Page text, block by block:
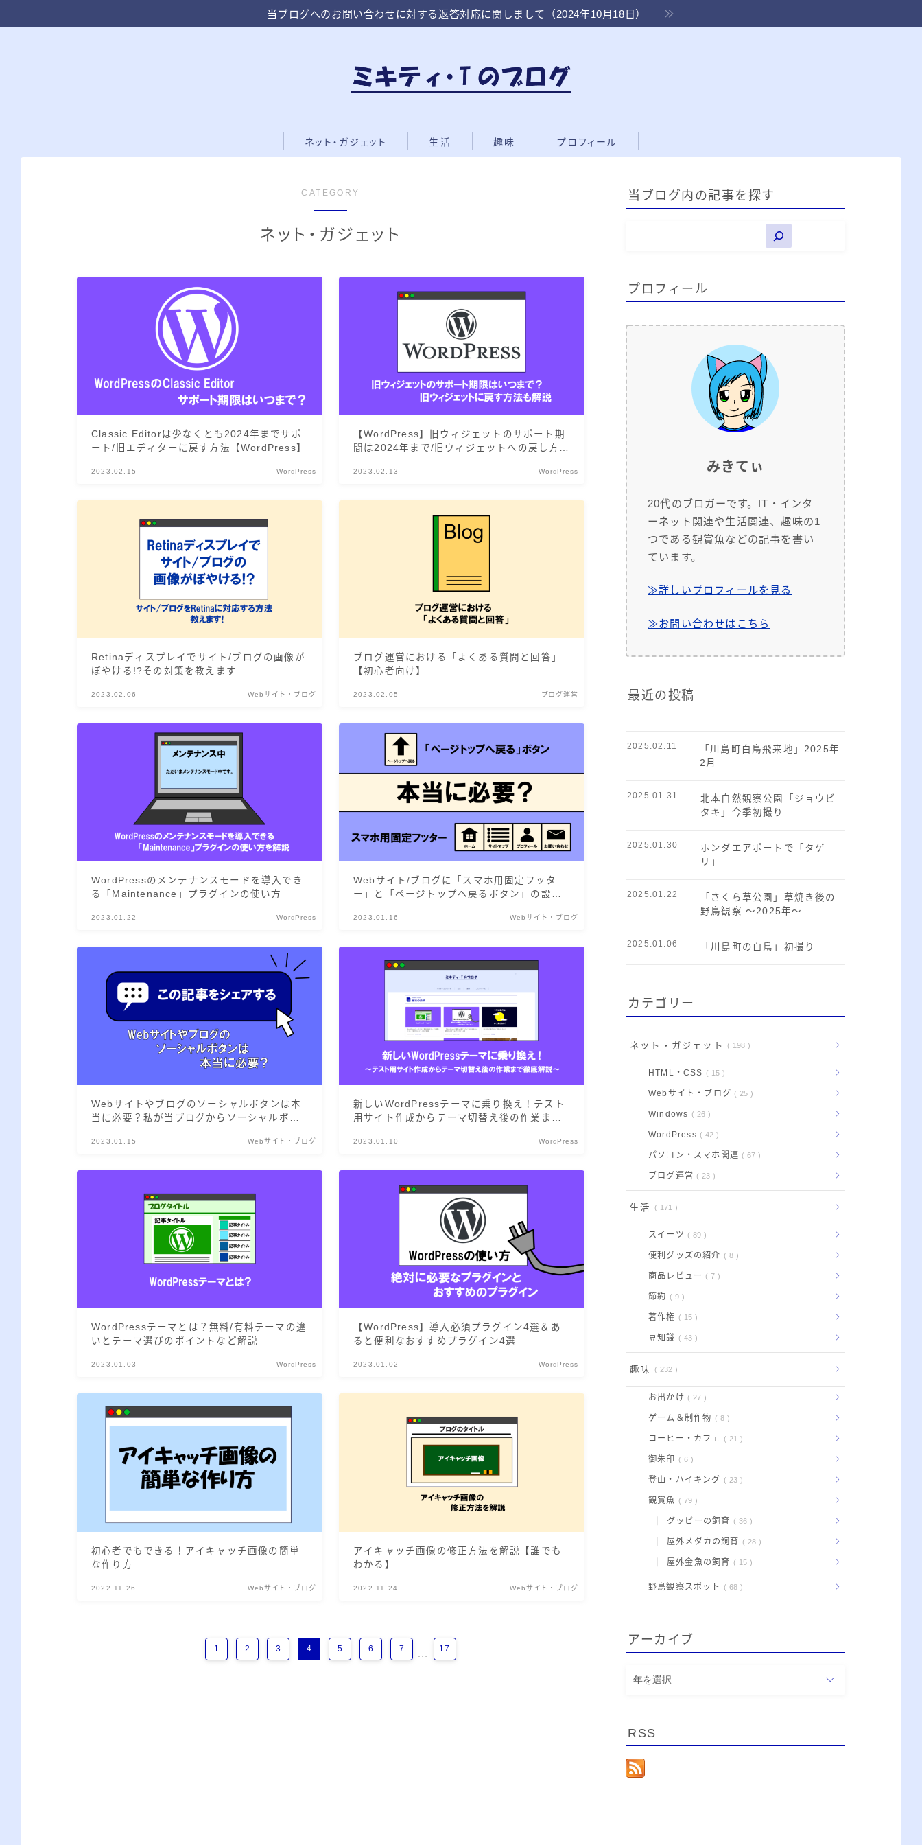
当ブログへのお問い合わせに対する返答対応に関しまして（2024年10月18日）
ネット・ガジェット 生活 趣味 プロフィール
CATEGORY
ネット・ガジェット
Classic Editorは少なくとも2024年までサポ
ート/旧エディターに戻す方法【WordPress】
2023.02.15 WordPress
【WordPress】旧ウィジェットのサポート期
間は2024年まで/旧ウィジェットへの戻し方も
2023.02.13 WordPress
Retinaディスプレイでサイト/ブログの画像が
ぼやける!?その対策を教えます
2023.02.06 Webサイト・ブログ
ブログ運営における「よくある質問と回答」
【初心者向け】
2023.02.05 ブログ運営
WordPressのメンテナンスモードを導入でき
る「Maintenance」プラグインの使い方
2023.01.22 WordPress
Webサイト/ブログに「スマホ用固定フッタ
ー」と「ページトップへ戻るボタン」の設置
2023.01.16 Webサイト・ブログ
Webサイトやブログのソーシャルボタンは本
当に必要？私が当ブログからソーシャルボタ
2023.01.15 Webサイト・ブログ
新しいWordPressテーマに乗り換え！テスト
用サイト作成からテーマ切替え後の作業まで
2023.01.10 WordPress
WordPressテーマとは？無料/有料テーマの違
いとテーマ選びのポイントなど解説
2023.01.03 WordPress
【WordPress】導入必須プラグイン4選＆あ
ると便利なおすすめプラグイン4選
2023.01.02 WordPress
初心者でもできる！アイキャッチ画像の簡単
な作り方
2022.11.26 Webサイト・ブログ
アイキャッチ画像の修正方法を解説【誰でも
わかる】
2022.11.24 Webサイト・ブログ
1 2 3 4 5 6 7 … 17
当ブログ内の記事を探す
プロフィール
みきてぃ
20代のブロガーです。IT・インタ
ーネット関連や生活関連、趣味の1
つである観賞魚などの記事を書い
ています。
≫詳しいプロフィールを見る
≫お問い合わせはこちら
最近の投稿
「川島町白鳥飛来地」2025年
2月
2025.02.11
北本自然観察公園「ジョウビ
タキ」今季初撮り
2025.01.31
ホンダエアポートで「タゲ
リ」
2025.01.30
「さくら草公園」草焼き後の
野鳥観察 ～2025年～
2025.01.22
「川島町の白鳥」初撮り
2025.01.06
カテゴリー
ネット・ガジェット 198
HTML・CSS 15
Webサイト・ブログ 25
Windows 26
WordPress 42
パソコン・スマホ関連 67
ブログ運営 23
生活 171
スイーツ 89
便利グッズの紹介 8
商品レビュー 7
節約 9
著作権 15
豆知識 43
趣味 232
お出かけ 27
ゲーム＆制作物 8
コーヒー・カフェ 21
御朱印 6
登山・ハイキング 23
観賞魚 79
グッピーの飼育 36
屋外メダカの飼育 28
屋外金魚の飼育 15
野鳥観察スポット 68
アーカイブ
ア
ブ
RSS